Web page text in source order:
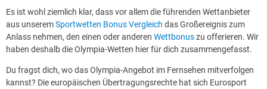
Es ist wohl ziemlich klar, dass vor allem die führenden Wettanbieter
aus unseremSportwetten Bonus Vergleich das Großereignis zum
Anlass nehmen, den einen oder anderen Wettbonuszu offerieren. Wir
haben deshalb die Olympia-Wetten hier für dich zusammengefasst.
Du fragst dich, wo das Olympia-Angebot im Fernsehen mitverfolgen
kannst? Die europäischen Übertragungsrechte hat sich Eurosport